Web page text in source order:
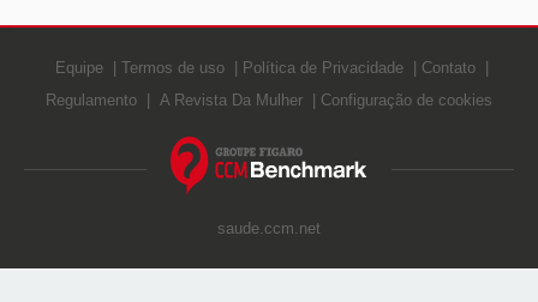
Equipe Termos de uso Política de Privacidade
Contato
Regulamento
A Revista Da Mulher Configuração de cookies
saude.ccm.net